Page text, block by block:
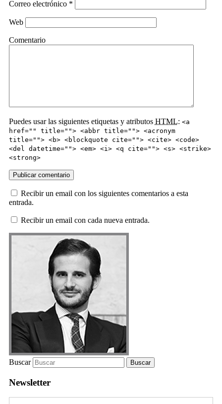
Correo electrónico *
Web
Comentario
Puedes usar las siguientes etiquetas y atributos HTML: <a
href="" title=""> <abbr title=""> <acronym
title=""> <b> <blockquote cite=""> <cite> <code>
<del datetime=""> <em> <i> <q cite=""> <s> <strike>
<strong>
Recibir un email con los siguientes comentarios a esta
entrada.
Recibir un email con cada nueva entrada.
Buscar
Newsletter